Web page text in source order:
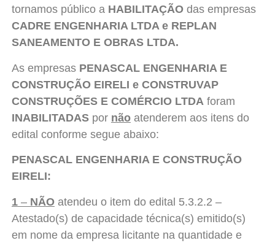
tornamos público a HABILITAÇÃOdas empresas
CADRE ENGENHARIA LTDA e REPLAN
SANEAMENTO E OBRAS LTDA.
As empresas PENASCAL ENGENHARIA E
CONSTRUÇÃO EIRELI e CONSTRUVAP
CONSTRUÇÕES E COMÉRCIO LTDA foram
INABILITADASpor nãoatenderem aos itens do
edital conforme segue abaixo:
PENASCAL ENGENHARIA E CONSTRUÇÃO
EIRELI:
1– NÃOatendeu o item do edital 5.3.2.2 –
Atestado(s) de capacidade técnica(s) emitido(s)
em nome da empresa licitante na quantidade e